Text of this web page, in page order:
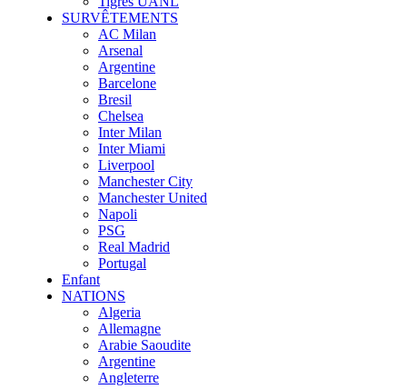
SURVÊTEMENTS
AC Milan
Arsenal
Argentine
Barcelone
Bresil
Chelsea
Inter Milan
Inter Miami
Liverpool
Manchester City
Manchester United
Napoli
PSG
Real Madrid
Portugal
Enfant
NATIONS
Algeria
Allemagne
Arabie Saoudite
Argentine
Angleterre